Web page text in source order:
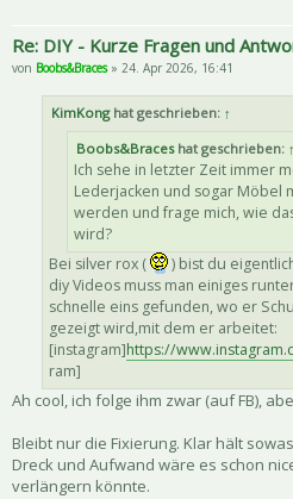
Re: DIY - Kurze Fragen und
von Boobs&Braces» 24. Apr 2026, 16:41
KimKonghat geschrieben: ↑
Boobs&Braceshat geschrieben: ↑
Ich sehe in letzter Zeit immer
Lederjacken und sogar Möbel
werden und frage mich, wie
wird?
Bei silver rox (
) bist du
diy Videos muss man einiges
schnelle eins gefunden, wo er
gezeigt wird,mit dem er arbeitet:
[instagram]https://
ram]
Ah cool, ich folge ihm zwar (auf FB),
Bleibt nur die Fixierung. Klar hält
Dreck und Aufwand wäre es schon
verlängern könnte.